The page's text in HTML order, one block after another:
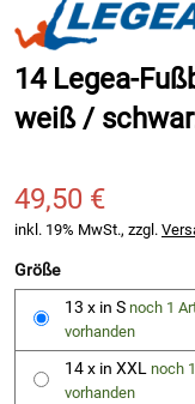
14 Legea-
weiß /
49,50 €
inkl. 19% MwSt., zzgl.
Größe
13 x in S noch 1
vorhanden
14 x in XXL noch
vorhanden